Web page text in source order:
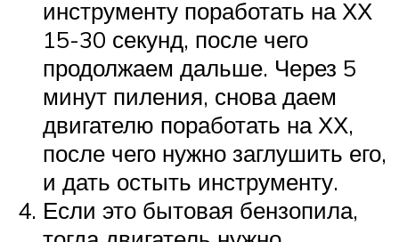
инструменту поработать на ХХ
15-30 секунд, после чего
продолжаем дальше. Через 5
минут пиления, снова даем
двигателю поработать на ХХ,
после чего нужно заглушить его,
и дать остыть инструменту.
Если это бытовая бензопила,